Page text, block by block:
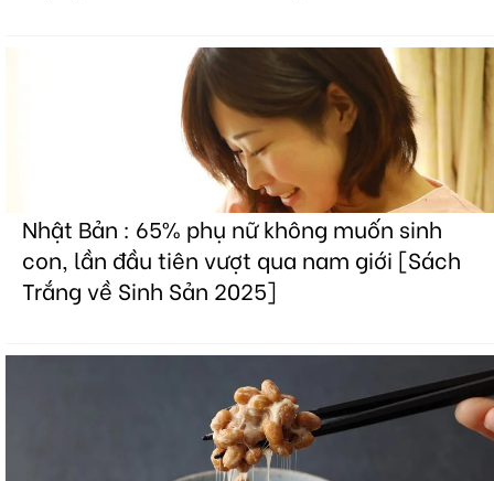
Nhật Bản : 65% phụ nữ không muốn sinh
con, lần đầu tiên vượt qua nam giới [Sách
Trắng về Sinh Sản 2025]